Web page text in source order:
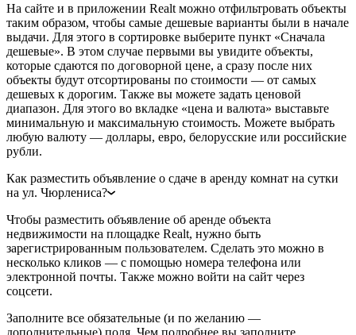
На сайте и в приложении Realt можно отфильтровать объекты
таким образом, чтобы самые дешевые варианты были в начале
выдачи. Для этого в сортировке выберите пункт «Сначала
дешевые». В этом случае первыми вы увидите объекты,
которые сдаются по договорной цене, а сразу после них
объекты будут отсортированы по стоимости — от самых
дешевых к дорогим. Также вы можете задать ценовой
диапазон. Для этого во вкладке «цена и валюта» выставьте
минимальную и максимальную стоимость. Можете выбрать
любую валюту — доллары, евро, белорусские или российские
рубли.
Как разместить объявление о сдаче в аренду комнат на сутки
на ул. Чюрлениса?
Чтобы разместить объявление об аренде объекта
недвижимости на площадке Realt, нужно быть
зарегистрированным пользователем. Сделать это можно в
несколько кликов — с помощью номера телефона или
электронной почты. Также можно войти на сайт через
соцсети.
Заполните все обязательные (и по желанию —
дополнительные) поля. Чем подробнее вы заполните